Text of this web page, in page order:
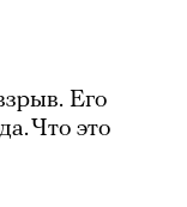
Его
Что это